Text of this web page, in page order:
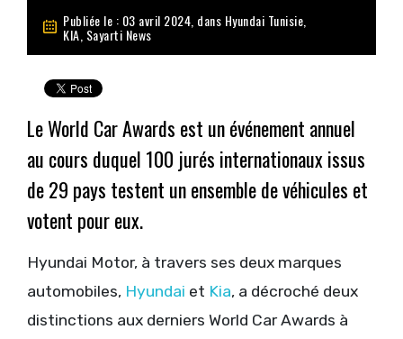
Publiée le : 03 avril 2024, dans Hyundai Tunisie
KIA Sayarti News
Le World Car Awards est un événement annuel
au cours duquel 100 jurés internationaux issus
de 29 pays testent un ensemble de véhicules et
votent pour eux.
Hyundai Motor, à travers ses deux marques
automobiles, Hyundai et Kia, a décroché deux
distinctions aux derniers World Car Awards à